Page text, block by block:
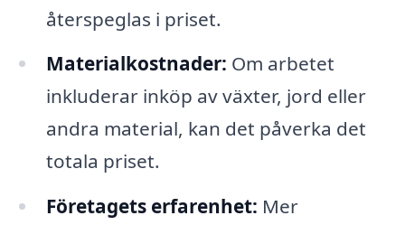
återspeglas i priset.
Materialkostnader: Om arbetet
inkluderar inköp av växter, jord eller
andra material, kan det påverka det
totala priset.
Företagets erfarenhet: Mer